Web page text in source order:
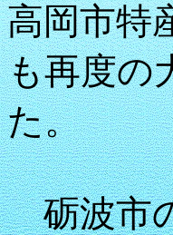
高岡市特
も再度の
た。
砺波市の